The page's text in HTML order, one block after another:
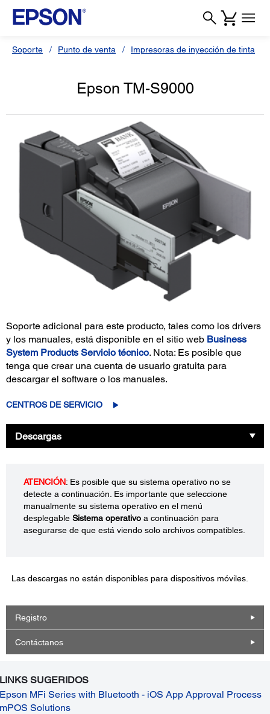
Soporte Punto de venta Impresoras de inyección de tinta
Epson TM-S9000
Soporte adicional para este producto, tales como los drivers
y los manuales, está disponible en el sitio web Business
System Products Servicio técnico. Nota: Es posible que
tenga que crear una cuenta de usuario gratuita para
descargar el software o los manuales.
CENTROS DE SERVICIO
Descargas
ATENCIÓN: Es posible que su sistema operativo no se
detecte a continuación. Es importante que seleccione
manualmente su sistema operativo en el menú
desplegable Sistema operativo a continuación para
asegurarse de que está viendo solo archivos compatibles.
Las descargas no están disponibles para dispositivos móviles.
Registro
Contáctanos
LINKS SUGERIDOS
Epson MFi Series with Bluetooth - iOS App Approval Process
mPOS Solutions